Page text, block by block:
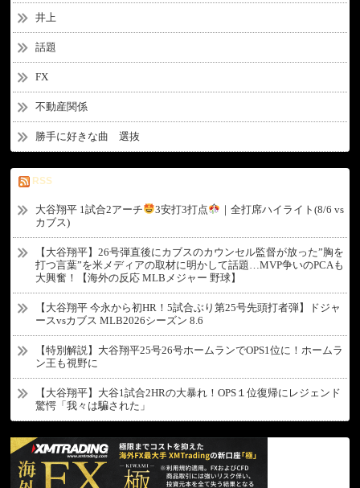
井上
話題
FX
不動産関係
勝手に好きな曲 選抜
RSS
大谷翔平 1試合2アーチ 3安打3打点
｜全打席ハイライト(8/6 vs
カブス)
【大谷翔平】26号弾直後にカブスのカウンセル監督が放った”胸を
打つ言葉”を米メディアの取材に明かして話題…MVP争いのPCAも
大興奮！【海外の反応 MLBメジャー 野球】
【大谷翔平 今永から初HR！5試合ぶり第25号先頭打者弾】ドジャ
ースvsカブス MLB2026シーズン 8.6
【特別解説】大谷翔平25号26号ホームランでOPS1位に！ホームラ
ン王も視野に
【大谷翔平】大谷1試合2HRの大暴れ！OPS１位復帰にレジェンド
驚愕「我々は騙された」